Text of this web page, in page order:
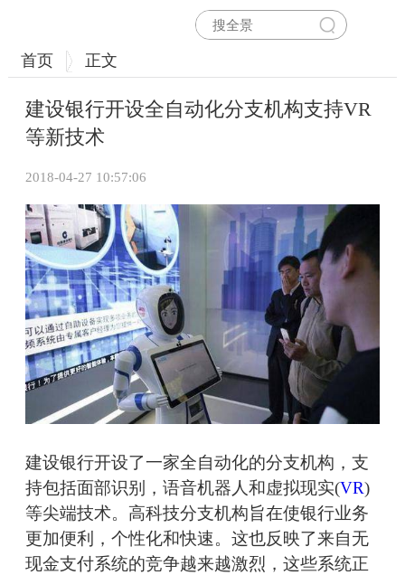
首页 正文
建设银行开设全自动化分支机构支持VR
等新技术
2018-04-27 10:57:06
建设银行开设了一家全自动化的分支机构，支
持包括面部识别，语音机器人和虚拟现实(VR)
等尖端技术。高科技分支机构旨在使银行业务
更加便利，个性化和快速。这也反映了来自无
现金支付系统的竞争越来越激烈，这些系统正